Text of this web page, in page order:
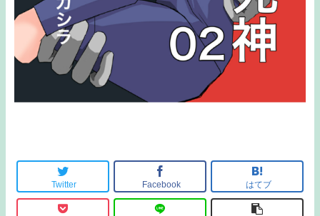
Twitter Facebook はてブ